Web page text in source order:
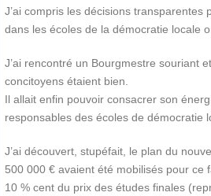
J’ai compris les décisions transparentes
dans les écoles de la démocratie locale
J’ai rencontré un Bourgmestre souriant
concitoyens étaient bien.
Il allait enfin pouvoir consacrer son
responsables des écoles de démocratie
J’ai découvert, stupéfait, le plan du
500 000 € avaient été mobilisés pour ce
10 % cent du prix des études finales